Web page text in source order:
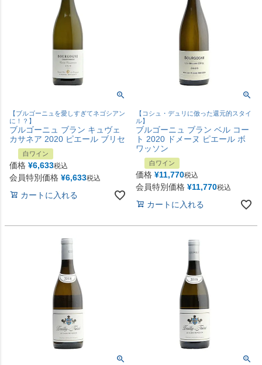
【ブルゴーニュを愛しすぎてネゴシアン
に！？】
ブルゴーニュ ブラン キュヴェ
カサネア 2020 ピエール ブリセ
白ワイン
価格 ¥6,633税込
会員特別価格 ¥6,633税込
カートに入れる
【コシュ・デュリに倣った還元的スタイ
ル】
ブルゴーニュ ブラン ベル コー
ト 2020 ドメーヌ ピエール ボ
ワッソン
白ワイン
価格 ¥11,770税込
会員特別価格 ¥11,770税込
カートに入れる